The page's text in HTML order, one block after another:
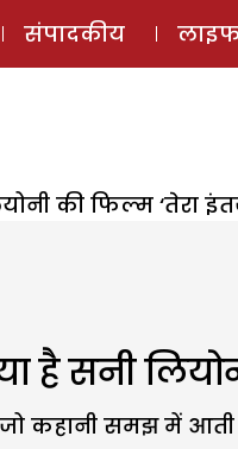
संपादकीय
की फिल्म ‘तेरा
है सनी
जो कहानी समझ में